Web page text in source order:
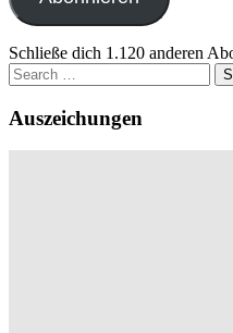
Schließe dich 1.120 anderen
Search
for:
Auszeichungen